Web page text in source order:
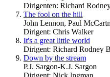
Dirigenten: Richard
The fool on the hill
John Lennon, Paul
Dirigent: Chris Walker
It's a great little world
Dirigent: Richard Rodney
Down by the stream
P.J. Sargon-K.J. Sargon